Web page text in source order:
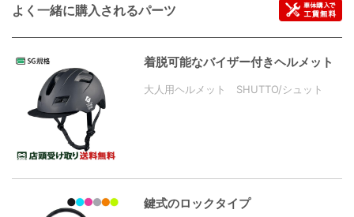
よく一緒に購入されるパーツ
着脱可能なバイザー付きヘルメット
大人用ヘルメット SHUTTO/シュット
鍵式のロックタイプ